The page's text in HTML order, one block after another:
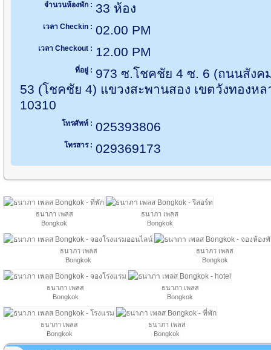
จำนวนห้องพัก : 33 ห้อง
เวลา Checkin : 02.00 PM
เวลา Checkout : 12.00 PM
ที่อยู่ : 973 ซ.โชคชัย 4 ซ. 6 (ถนนสังค
53 (โชคชัย 4) แขวงสะพานสอง เขตวังทองห
10310
โทรศัพท์ : 025393806
โทรสาร : 029369173
ธนาภา เพลส
Bongkok
ธนาภา เพลส
Bongkok
ธนาภา เพลส
Bongkok
ธนาภา เพลส
Bongkok
ธนาภา เพลส
Bongkok
ธนาภา เพลส
Bongkok
ธนาภา เพลส
Bongkok
ธนาภา เพลส
Bongkok